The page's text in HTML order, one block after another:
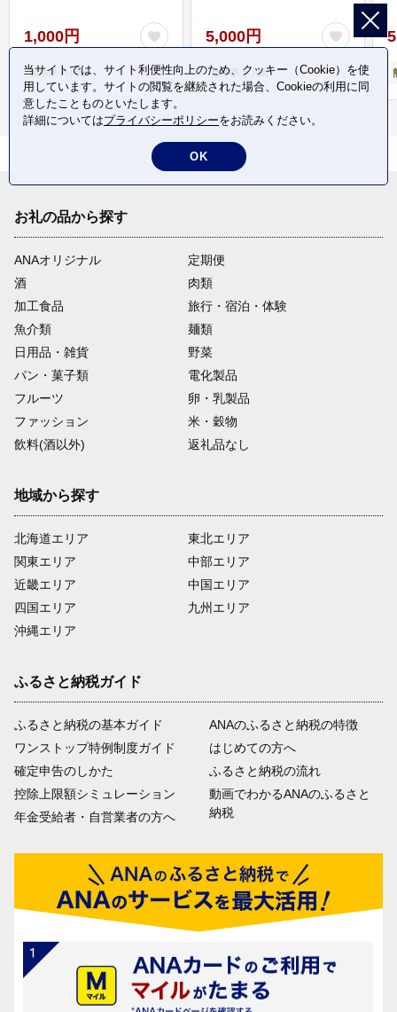
1,000円
熊本県 八代市
5,000円
熊本県 氷川町
お礼の品から探す
ANAオリジナル
定期便
酒
肉類
加工食品
旅行・宿泊・体験
魚介類
麺類
日用品・雑貨
野菜
パン・菓子類
電化製品
フルーツ
卵・乳製品
ファッション
米・穀物
飲料(酒以外)
返礼品なし
地域から探す
北海道エリア
関東エリア
近畿エリア
四国エリア
沖縄エリア
東北エリア
中部エリア
中国エリア
九州エリア
ふるさと納税ガイド
ふるさと納税の基本ガイド
ワンストップ特例制度ガイド
確定申告のしかた
控除上限額シミュレーション
年金受給者・自営業者の方へ
ANAのふるさと納税の特徴
はじめての方へ
ふるさと納税の流れ
動画でわかるANAのふるさと
納税
当サイトでは、サイト利便性向上のため、クッキー（Cookie）を使
用しています。サイトの閲覧を継続された場合、Cookieの利用に同
意したことものといたします。
詳細についてはプライバシーポリシーをお読みください。
OK